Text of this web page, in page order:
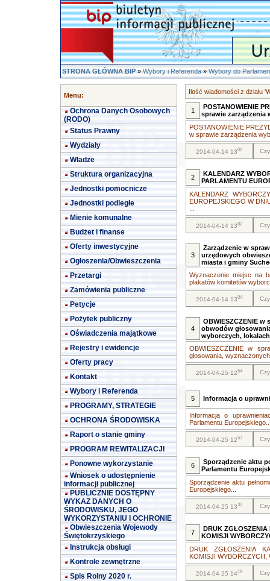
STRONA GŁÓWNA BIP»Wybory i Referenda»Wybory do
Menu:
Ochrona Danych Osobowych
(RODO)
Status Prawny
Wydziały
Władze
Struktura organizacyjna
Jednostki pomocnicze
Jednostki podległe
Mienie komunalne
Budżet i finanse
Oferty inwestycyjne
Ogłoszenia/Obwieszczenia
Przetargi
Zamówienia publiczne
Petycje
Pożytek publiczny
Oświadczenia majątkowe
Rejestry i ewidencje
Oferty pracy
Kontakt
Wybory i Referenda
PROGRAMY, STRATEGIE
OCHRONA ŚRODOWISKA
Raport o stanie gminy
PROGRAM REWITALIZACJI
Ponowne wykorzystanie
Wniosek o udostępnienie
informacji publicznej
PUBLICZNIE DOSTĘPNY
WYKAZ DANYCH O
ŚRODOWISKU, JEGO
WYKORZYSTANIU I OCHRONIE
Obwieszczenia Wojewody
Świętokrzyskiego
Instrukcja obsługi
Kontrole zewnętrzne
Spis Rolny 2020 r.
Ilość wiadomości z działu
1
POSTANOWIENIE
sprawie zarządzenia
POSTANOWIENIE
w sprawie zarządzenia
2014-04-14 1300
2
KALENDARZ
PARLAMENTU
KALENDARZ
EUROPEJSKIEGO W
2014-04-14 1302
3
Zarządzenie w
urzędowych
miasta i gminy
Wyznaczenie miejsc na
plakatów komitetów
2014-04-14 1304
4
OBWIESZCZENIE
obwodów
wyborczych,
OBWIESZCZENIE w
głosowania,
2014-04-25 1254
5 Informacja o
Informacja o
Parlamentu
2014-04-25 1257
6
Sporządzenie aktu
Parlamentu
Sporządzenie aktu
Europejskiego...
2014-04-25 1332
7
DRUK ZGŁOSZENIA
KOMISJI
DRUK ZGŁOSZENIA
KOMISJI WYBORCZYCH,
2014-04-25 1419